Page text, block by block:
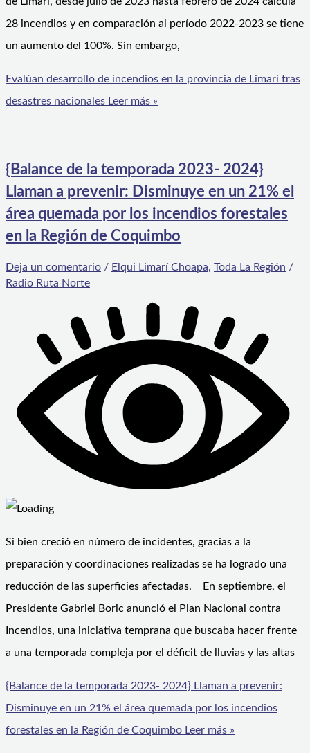
28 incendios y en comparación al período 2022-2023 se tiene
un aumento del 100%. Sin embargo,
Evalúan desarrollo de incendios en la provincia de Limarí tras
desastres nacionales Leer más »
{Balance de la temporada 2023- 2024}
Llaman a prevenir: Disminuye en un 21% el
área quemada por los incendios forestales
en la Región de Coquimbo
Deja un comentario / Elqui Limarí Choapa, Toda La Región /
Radio Ruta Norte
Si bien creció en número de incidentes, gracias a la
preparación y coordinaciones realizadas se ha logrado una
reducción de las superficies afectadas. En septiembre, el
Presidente Gabriel Boric anunció el Plan Nacional contra
Incendios, una iniciativa temprana que buscaba hacer frente
a una temporada compleja por el déficit de lluvias y las altas
{Balance de la temporada 2023- 2024} Llaman a prevenir:
Disminuye en un 21% el área quemada por los incendios
forestales en la Región de Coquimbo Leer más »